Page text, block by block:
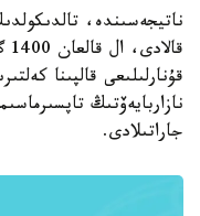
ناتيجەسىندە،
قۇنارلىلىعى قالپىنا
نازاربايەۆتىڭ
جاراتىلادى.